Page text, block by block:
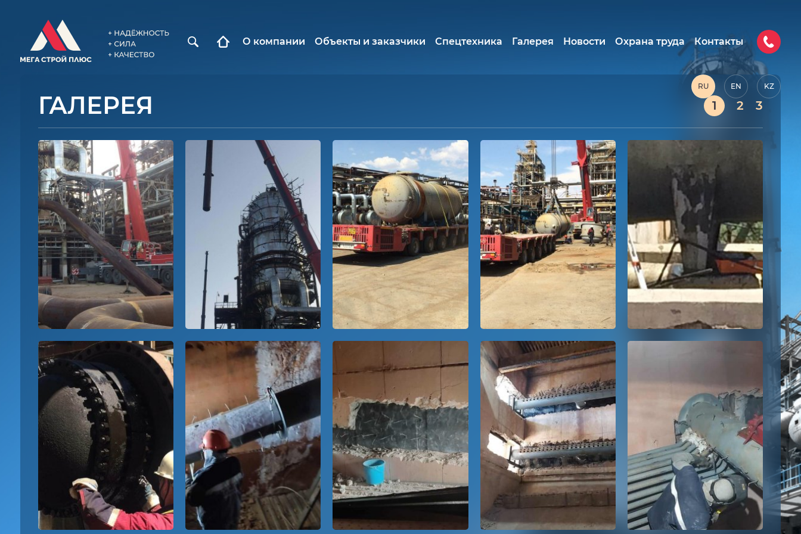
О компании Объекты и заказчики Спецтехника Галерея Новости Охрана труда Контакты
RU EN KZ
ГАЛЕРЕЯ 1 2 3